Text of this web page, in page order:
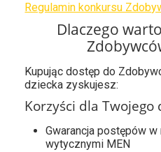
Regulamin konkursu
Dlaczego
Kupując dostęp do
dziecka zyskujesz:
Korzyści dla Twojego
Gwarancja postępów
wytycznymi MEN